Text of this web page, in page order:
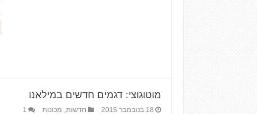
מוטוגוצי: דגמים חדשים במילאנו
18 בנובמבר 2015 חדשות, מכונות 1